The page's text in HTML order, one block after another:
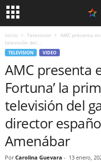
Inicio Television
AMC presenta
televisión del...
TELEVISION VIDEO
AMC presenta
Fortuna’ la
televisión del
director
Amenábar
Por Carolina Guevara - 13 enero,